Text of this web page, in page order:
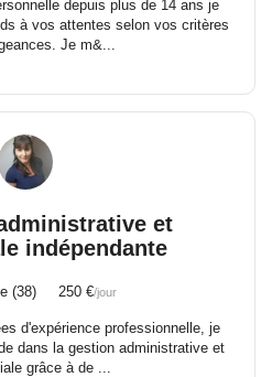
depuis plus de 14 ans je
à vos attentes selon vos critères
Je m&...
et
indépendante
(38) 250 €/jour
d'expérience professionnelle, je
dans la gestion administrative et
grâce à de ...